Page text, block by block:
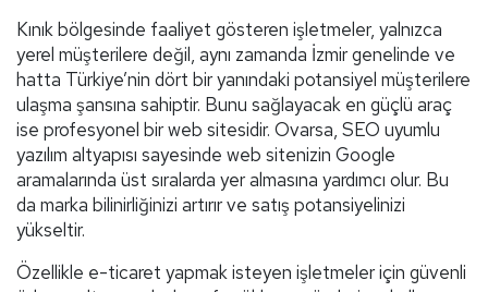
Kınık bölgesinde faaliyet gösteren işletmeler, yalnızca
yerel müşterilere değil, aynı zamanda İzmir genelinde ve
hatta Türkiye’nin dört bir yanındaki potansiyel müşterilere
ulaşma şansına sahiptir. Bunu sağlayacak en güçlü araç
ise profesyonel bir web sitesidir. Ovarsa, SEO uyumlu
yazılım altyapısı sayesinde web sitenizin Google
aramalarında üst sıralarda yer almasına yardımcı olur. Bu
da marka bilinirliğinizi artırır ve satış potansiyelinizi
yükseltir.
Özellikle e-ticaret yapmak isteyen işletmeler için güvenli